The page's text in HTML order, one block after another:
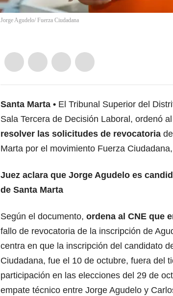
Jorge Agudelo/ Fuerza Ciudadana
Santa Marta
El Tribunal Superior del
Sala Tercera de Decisión Laboral, ordenó
resolver las solicitudes de revocatoria
Marta por el movimiento Fuerza
Juez aclara que Jorge Agudelo es
de Santa Marta
Según el documento, ordena al CNE que
fallo de revocatoria de la inscripción de
centra en que la inscripción del candidato
Ciudadana, fue el 10 de octubre, fuera del
participación en las elecciones del 29 de
empate técnico entre Jorge Agudelo y